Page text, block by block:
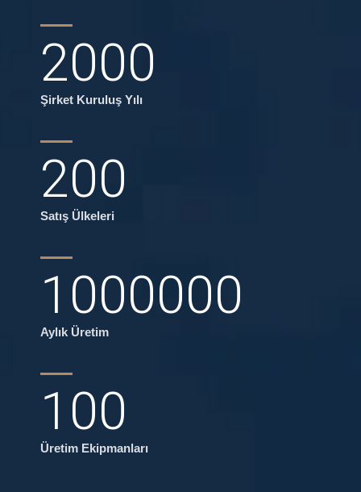
2000
Şirket Kuruluş Yılı
200
Satış Ülkeleri
1000000
Aylık Üretim
100
Üretim Ekipmanları